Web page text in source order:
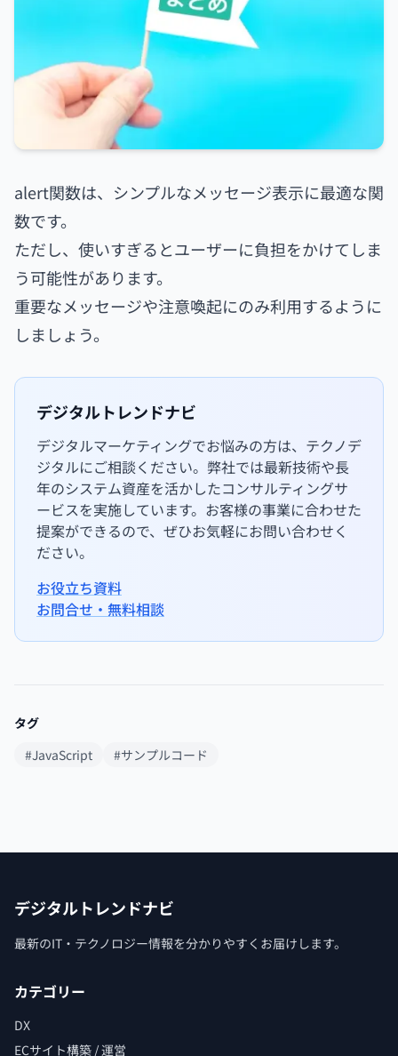
alert関数は、シンプルなメッセージ表示に最適な関
数です。
ただし、使いすぎるとユーザーに負担をかけてしま
う可能性があります。
重要なメッセージや注意喚起にのみ利用するように
しましょう。
デジタルトレンドナビ
デジタルマーケティングでお悩みの方は、テクノデ
ジタルにご相談ください。弊社では最新技術や長
年のシステム資産を活かしたコンサルティングサ
ービスを実施しています。お客様の事業に合わせた
提案ができるので、ぜひお気軽にお問い合わせく
ださい。
お役立ち資料
お問合せ・無料相談
タグ
#JavaScript
#サンプルコード
デジタルトレンドナビ
最新のIT・テクノロジー情報を分かりやすくお届けします。
カテゴリー
DX
ECサイト構築 / 運営